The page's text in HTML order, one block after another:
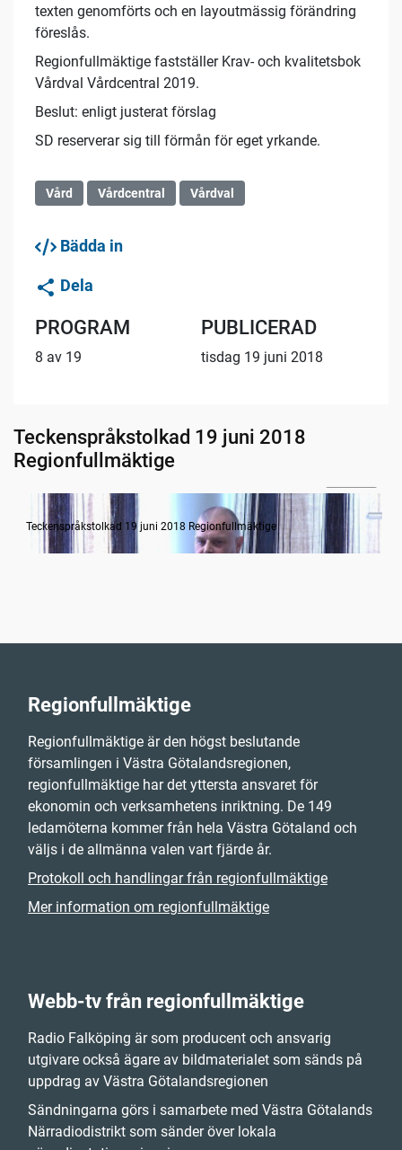
texten genomförts och en layoutmässig förändring
föreslås.
Regionfullmäktige fastställer Krav- och kvalitetsbok
Vårdval Vårdcentral 2019.
Beslut: enligt justerat förslag
SD reserverar sig till förmån för eget yrkande.
Vård Vårdcentral Vårdval
Bädda in
Dela
PROGRAM
8 av 19
PUBLICERAD
tisdag 19 juni 2018
Teckenspråkstolkad 19 juni 2018
Regionfullmäktige
Övergripande hälso- och sjukvårdsdebatt
Teckenspråkstolkad 19 juni 2018 Regionfullmäktige
Regionfullmäktige
Regionfullmäktige är den högst beslutande
församlingen i Västra Götalandsregionen,
regionfullmäktige har det yttersta ansvaret för
ekonomin och verksamhetens inriktning. De 149
ledamöterna kommer från hela Västra Götaland och
väljs i de allmänna valen vart fjärde år.
Protokoll och handlingar från regionfullmäktige
Mer information om regionfullmäktige
Webb-tv från regionfullmäktige
Radio Falköping är som producent och ansvarig
utgivare också ägare av bildmaterialet som sänds på
uppdrag av Västra Götalandsregionen
Sändningarna görs i samarbete med Västra Götalands
Närradiodistrikt som sänder över lokala